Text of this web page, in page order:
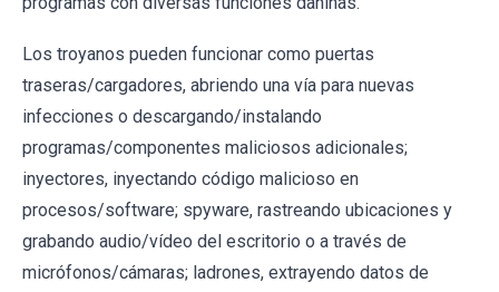
Los troyanos pueden funcionar como puertas
traseras/cargadores, abriendo una vía para nuevas
infecciones o descargando/instalando
programas/componentes maliciosos adicionales;
inyectores, inyectando código malicioso en
procesos/software; spyware, rastreando ubicaciones y
grabando audio/vídeo del escritorio o a través de
micrófonos/cámaras; ladrones, extrayendo datos de